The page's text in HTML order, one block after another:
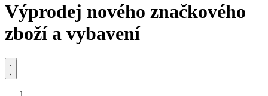
Výprodej nového značkového
zboží a vybavení